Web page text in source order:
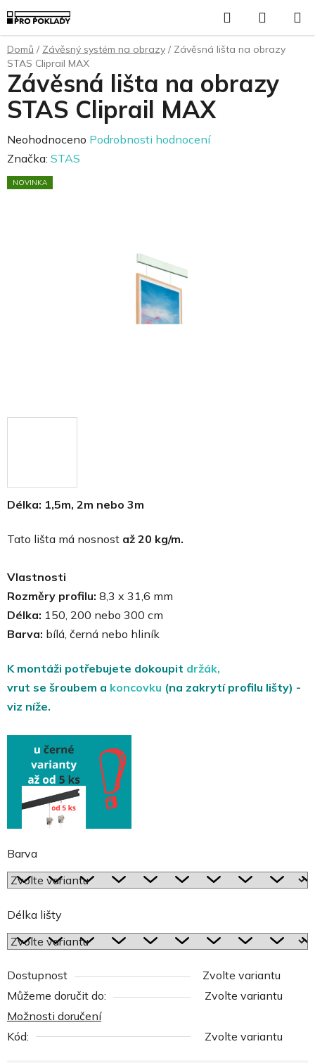
na
obsah
Hledat
KOŠÍK
Domů / Závěsný systém na obrazy / Závěsná lišta na obrazy
STAS Cliprail MAX
Délka: 1,5m, 2m nebo 3m
Tato lišta má nosnost až 20 kg/m.
Vlastnosti
Rozměry profilu: 8,3 x 31,6 mm
Délka: 150, 200 nebo 300 cm
Barva: bílá, černá nebo hliník
K montáži potřebujete dokoupit držák,
vrut se šroubem a koncovku (na zakrytí profilu lišty) -
viz níže.
Barva
Délka lišty
Dostupnost
Zvolte variantu
Můžeme doručit do:
Zvolte variantu
Možnosti doručení
Kód:
Zvolte variantu
Závěsná lišta na obrazy
STAS Cliprail MAX
Průměrné
hodnocení
produktu
Neohodnoceno Podrobnosti hodnocení
Značka: STAS
NOVINKA